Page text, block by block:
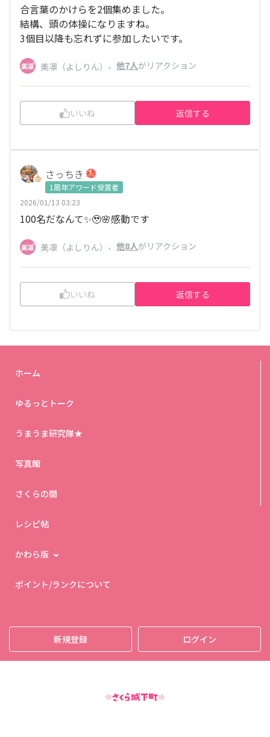
合言葉のかけらを2個集めました。
結構、頭の体操になりますね。
3個目以降も忘れずに参加したいです。
美凛（よしりん） 、 他7人がリアクション
いいね 返信する
さっちき
1周年アワード受賞者
2026/01/13 03:23
100名だなんて✨🥹🌸感動です
美凛（よしりん） 、 他8人がリアクション
いいね 返信する
ホーム
ゆるっとトーク
うまうま研究隊★
写真館
さくらの間
レシピ帖
かわら版
ポイント/ランクについて
新規登録 ログイン